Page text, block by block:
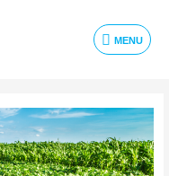
MENU